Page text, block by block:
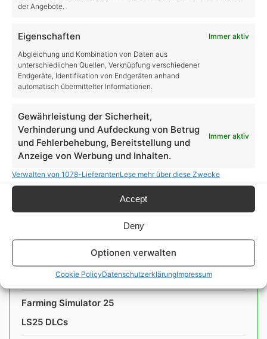
der Angebote.
Eigenschaften
Immer aktiv
Abgleichung und Kombination von Daten aus
unterschiedlichen Quellen, Verknüpfung verschiedener
Endgeräte, Identifikation von Endgeräten anhand
automatisch übermittelter Informationen.
Gewährleistung der Sicherheit,
Verhinderung und Aufdeckung von Betrug
und Fehlerbehebung, Bereitstellung und
Anzeige von Werbung und Inhalten.
Immer aktiv
Verwalten von 1078-LieferantenLese mehr über diese Zwecke
Accept
Deny
Optionen verwalten
Cookie PolicyDatenschutzerklärungImpressum
Kategorien
Farming Simulator
Farming Simulator 19
LS19 DLCs
LS22 Tipps & Tricks
Farming Simulator 25
LS25 DLCs